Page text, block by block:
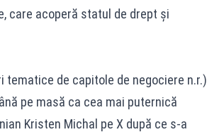
care acoperă statul de drept și
tematice de capitole de negociere n.r.)
pe masă ca cea mai puternică
Kristen Michal pe X după ce s-a